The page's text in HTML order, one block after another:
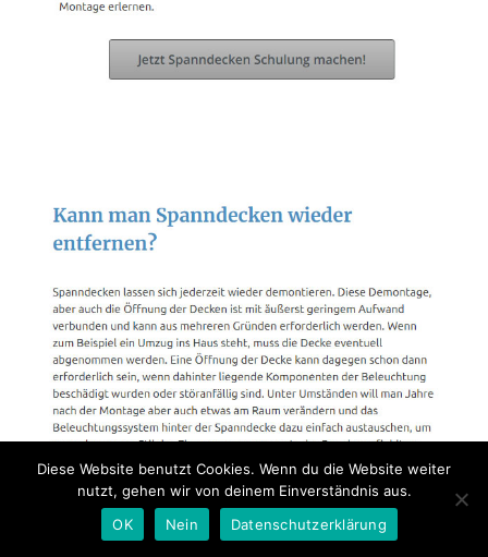
Diese Website benutzt Cookies. Wenn du die Website weiter
nutzt, gehen wir von deinem Einverständnis aus.
OK
Nein Datenschutzerklärung